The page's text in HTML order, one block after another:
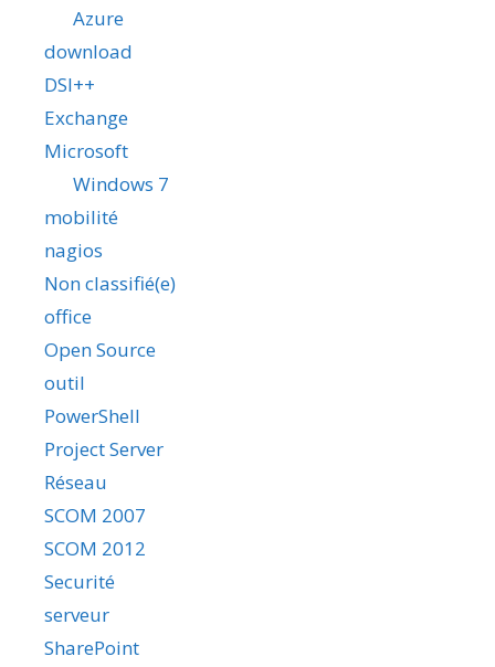
Azure
download
DSI++
Exchange
Microsoft
Windows 7
mobilité
nagios
Non classifié(e)
office
Open Source
outil
PowerShell
Project Server
Réseau
SCOM 2007
SCOM 2012
Securité
serveur
SharePoint